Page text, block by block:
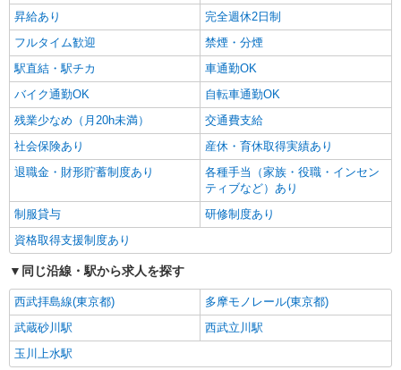
昇給あり
完全週休2日制
フルタイム歓迎
禁煙・分煙
駅直結・駅チカ
車通勤OK
バイク通勤OK
自転車通勤OK
残業少なめ（月20h未満）
交通費支給
社会保険あり
産休・育休取得実績あり
退職金・財形貯蓄制度あり
各種手当（家族・役職・インセン
ティブなど）あり
制服貸与
研修制度あり
資格取得支援制度あり
同じ沿線・駅から求人を探す
西武拝島線(東京都)
多摩モノレール(東京都)
武蔵砂川駅
西武立川駅
玉川上水駅